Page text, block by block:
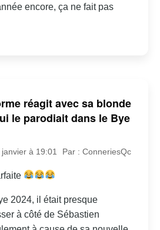
encore, ça ne fait pas
réagit avec sa blonde
le parodiait dans le Bye
à 19:01 Par : ConneriesQc
2024, il était presque
à côté de Sébastien